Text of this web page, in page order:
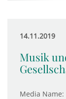
14.11.2019
Musik
Media Name: